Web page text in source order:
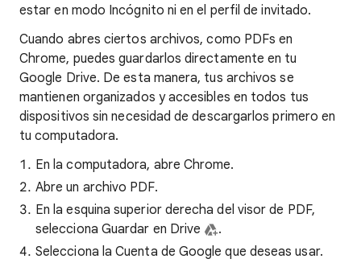
estar en modo Incógnito ni en el perfil de invitado.
Cuando abres ciertos archivos, como PDFs en
Chrome, puedes guardarlos directamente en tu
Google Drive. De esta manera, tus archivos se
mantienen organizados y accesibles en todos tus
dispositivos sin necesidad de descargarlos primero en
tu computadora.
En la computadora, abre Chrome.
Abre un archivo PDF.
En la esquina superior derecha del visor de PDF,
selecciona Guardar en Drive
.
Selecciona la Cuenta de Google que deseas usar.